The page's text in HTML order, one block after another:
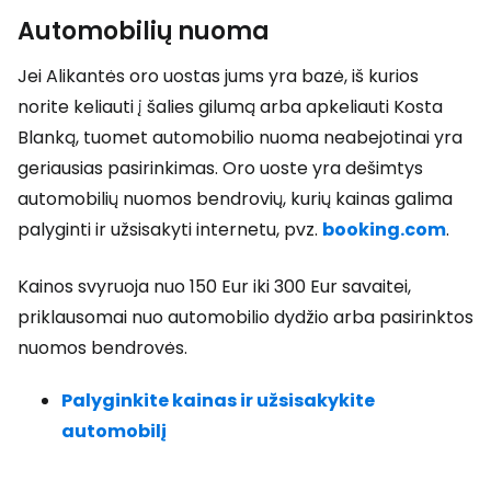
Automobilių nuoma
Jei Alikantės oro uostas jums yra bazė, iš kurios
norite keliauti į šalies gilumą arba apkeliauti Kosta
Blanką, tuomet automobilio nuoma neabejotinai yra
geriausias pasirinkimas. Oro uoste yra dešimtys
automobilių nuomos bendrovių, kurių kainas galima
palyginti ir užsisakyti internetu, pvz. booking.com.
Kainos svyruoja nuo 150 Eur iki 300 Eur savaitei,
priklausomai nuo automobilio dydžio arba pasirinktos
nuomos bendrovės.
Palyginkite kainas ir užsisakykite
automobilį